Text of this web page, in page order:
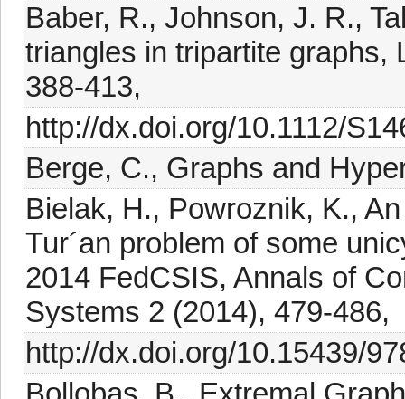
Baber, R., Johnson, J. R.,
triangles in tripartite graphs,
388-413,
http://dx.doi.org/10.1112/
Berge, C., Graphs and
Bielak, H., Powroznik, K.,
Tur´an problem of some
2014 FedCSIS, Annals of
Systems 2 (2014), 479-486,
http://dx.doi.org/10.15439/